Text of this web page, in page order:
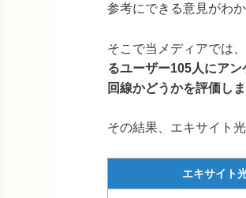
参考にできる意見がわ
そこで当メディアでは、
るユーザー105人にア
回線かどうかを評価しま
その結果、エキサイト
エキサイト